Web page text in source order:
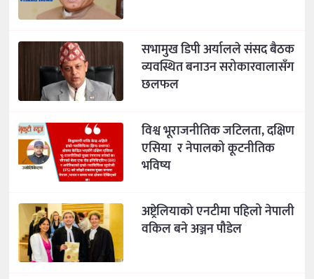
सभामुख डिपी अर्यालले संसद बैठक
व्यवस्थित बनाउन सरोकारवालासँग
छलफल
विश्व भूराजनीतिक जटिलता, दक्षिण
एसिया र नेपालको कूटनीतिक
भविष्य
अष्ट्रेलियाको एनटीमा पहिलो नेपाली
वकिल बने अञ्जन पौडेल